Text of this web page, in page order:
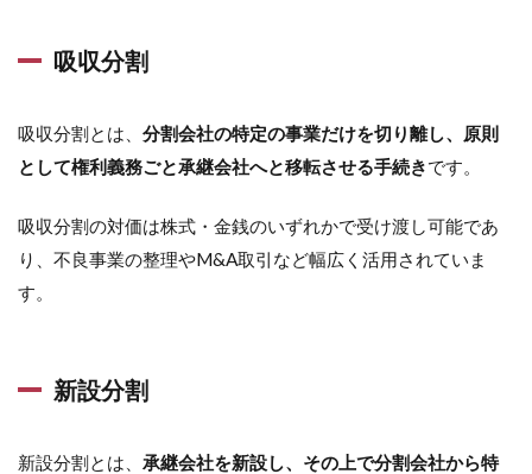
吸収分割
吸収分割とは、 分割会社の特定の事業だけを切り離し、原則
として権利義務ごと承継会社へと移転させる手続きです。
吸収分割の対価は株式・金銭のいずれかで受け渡し可能であ
り、不良事業の整理やM&A取引など幅広く活用されていま
す。
新設分割
新設分割とは、 承継会社を新設し、その上で分割会社から特